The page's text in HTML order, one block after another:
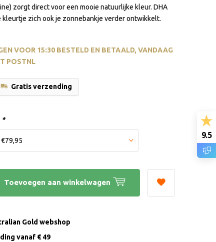
zorgt direct voor een mooie natuurlijke kleur. DHA
kleurtje zich ook je zonnebankje verder ontwikkelt.
VOOR 15:30 BESTELD EN BETAALD, VANDAAG
POSTNL
Gratis verzending
*
Toevoegen aan winkelwagen
Gold webshop
vanaf € 49
9.5